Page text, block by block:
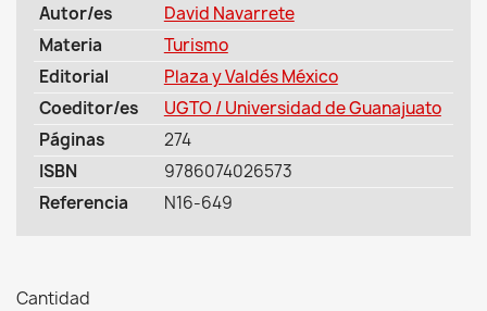
Autor/es
David Navarrete
Materia
Turismo
Editorial
Plaza y Valdés México
Coeditor/es
UGTO / Universidad de Guanajuato
Páginas
274
ISBN
9786074026573
Referencia
N16-649
Cantidad